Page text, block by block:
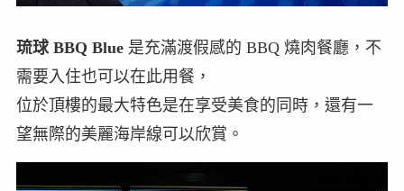
琉球 BBQ Blue是充滿渡假感的 BBQ 燒肉餐廳，不
需要入住也可以在此用餐，
位於頂樓的最大特色是在享受美食的同時，還有一
望無際的美麗海岸線可以欣賞。